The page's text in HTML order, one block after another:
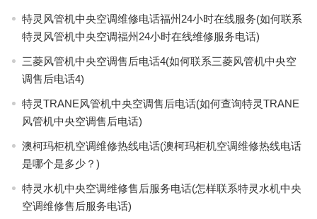
特灵风管机中央空调维修电话福州24小时在线服务(如何联系
特灵风管机中央空调福州24小时在线维修服务电话)
三菱风管机中央空调售后电话4(如何联系三菱风管机中央空
调售后电话4)
特灵TRANE风管机中央空调售后电话(如何查询特灵TRANE
风管机中央空调售后电话)
澳柯玛柜机空调维修热线电话(澳柯玛柜机空调维修热线电话
是哪个是多少？)
特灵水机中央空调维修售后服务电话(怎样联系特灵水机中央
空调维修售后服务电话)